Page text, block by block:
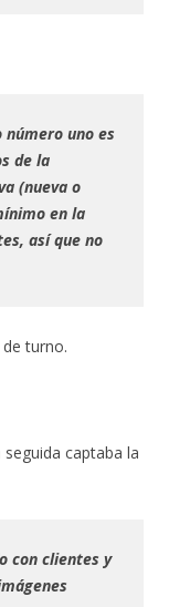
número uno es
de la
(nueva o
en la
así que no
turno.
captaba la
con clientes y